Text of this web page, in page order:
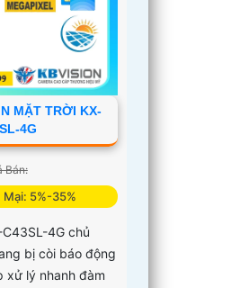
MẶT TRỜI KX-
4G
Bán:
5%-35%
4G chủ
bị còi báo động
xử lý nhanh đàm